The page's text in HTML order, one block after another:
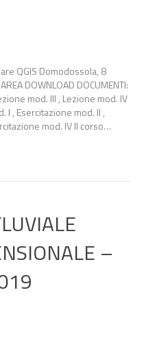
QGIS Domodossola, 8
DOWNLOAD DOCUMENTI:
mod. III , Lezione mod. IV
I , Esercitazione mod. II ,
mod. IV Il corso…
–